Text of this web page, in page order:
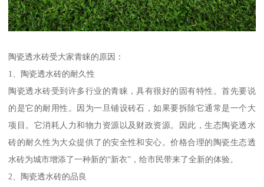
陶瓷透水砖受大家青睐的原因：
1、陶瓷透水砖的耐久性
陶瓷透水砖受到许多行业的青睐，具有很好的固有特性。首先要说
的是它的耐用性。因为一旦铺设砖石，如果要拆除它通常是一个大
项目。它消耗人力和物力资源以及财政资源。因此，生态陶瓷透水
砖的耐久性为大众提供了的安全性和安心。价格合理的陶瓷生态透
水砖为城市增添了一种新的“新衣”，给市民带来了全新的体验。
2、陶瓷透水砖的品良